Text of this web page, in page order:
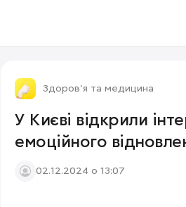
Здоров'я та медицина
У Києві відкрили
емоційного
02.12.2024 о 13:07